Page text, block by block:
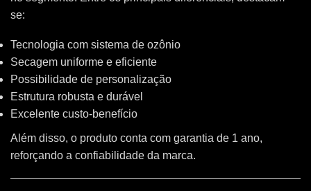
se:
Tecnologia com sistema de ozônio
Secagem uniforme e eficiente
Possibilidade de personalização
Estrutura robusta e durável
Excelente custo-benefício
Além disso, o produto conta com garantia de 1 ano,
reforçando a confiabilidade da marca.